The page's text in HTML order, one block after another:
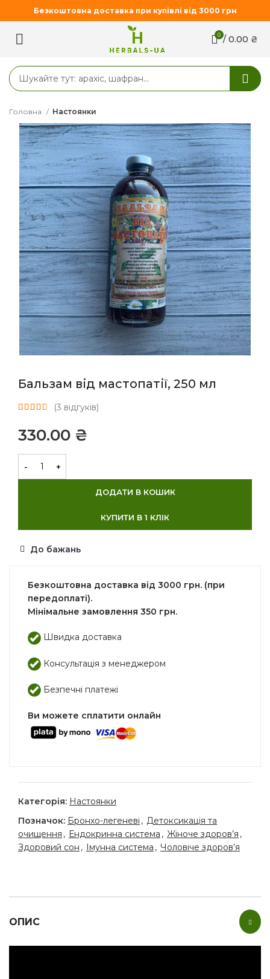
0 / 0.00 ₴
Головна Настоянки
Бальзам від мастопатії, 250 мл
(3 відгуків)
₴
ДОДАТИ В КОШИК
КУПИТИ В 1 КЛІК
Безкоштовна доставка від 3000 грн. (при
передоплаті).
Мінімальне замовлення 350 грн.
Швидка доставка
Консультація з менеджером
Безпечні платежі
Ви можете сплатити онлайн
До бажань
Категорія: Настоянки
Позначок: Бронхо-легеневі , Детоксикація та
очищення , Ендокринна система , Жіноче здоров’я ,
Здоровий сон , Імунна система , Чоловіче здоров’я
ОПИС
Безкоштовна доставка при купівлі від 3000 грн